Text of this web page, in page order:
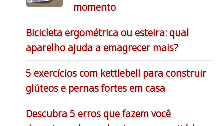
momento
Bicicleta ergométrica ou esteira: qual
aparelho ajuda a emagrecer mais?
5 exercícios com kettlebell para construir
glúteos e pernas fortes em casa
Descubra 5 erros que fazem você